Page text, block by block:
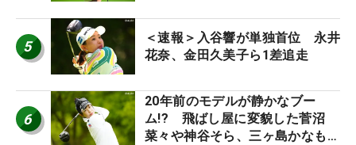
5
＜速報＞入谷響が単独首位 永井
花奈、金田久美子ら1差追走
6
20年前のモデルが静かなブー
ム!? 飛ばし屋に変貌した菅沼
菜々や神谷そら、三ヶ島かなも使